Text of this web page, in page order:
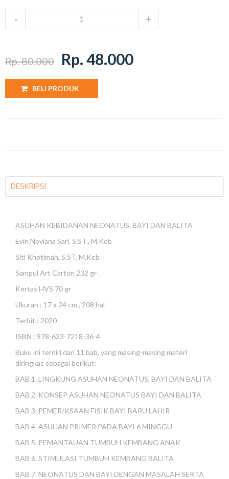
Rp. 80.000 Rp. 48.000
BELI PRODUK
DESKRIPSI
ASUHAN KEBIDANAN NEONATUS, BAYI DAN BALITA
Evin Noviana Sari, S.ST., M.Keb
Siti Khotimah, S.ST, M.Keb
Sampul Art Carton 232 gr
Kertas HVS 70 gr
Ukuran : 17 x 24 cm , 208 hal
Terbit : 2020
ISBN : 978-623-7218-36-4
Buku ini terdiri dari 11 bab, yang masing-masing materi
diringkas sebagai berikut:
BAB 1. LINGKUNG ASUHAN NEONATUS, BAYI DAN BALITA
BAB 2. KONSEP ASUHAN NEONATUS BAYI DAN BALITA
BAB 3. PEMERIKSAAN FISIK BAYI BARU LAHIR
BAB 4. ASUHAN PRIMER PADA BAYI 6 MINGGU
BAB 5. PEMANTAUAN TUMBUH KEMBANG ANAK
BAB 6. STIMULASI TUMBUH KEMBANG BALITA
BAB 7. NEONATUS DAN BAYI DENGAN MASALAH SERTA